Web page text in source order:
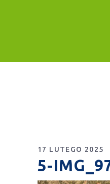
17 LUTEGO 2025
5-